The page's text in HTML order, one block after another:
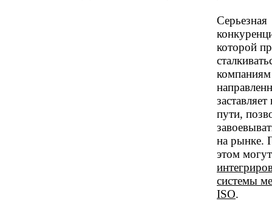
Серьезная
которой
заставляет
пути,
на рынке.
этом могут
системы
ISO.